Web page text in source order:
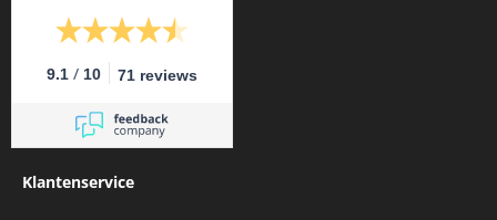
9.1 / 10 71 reviews
Klantenservice